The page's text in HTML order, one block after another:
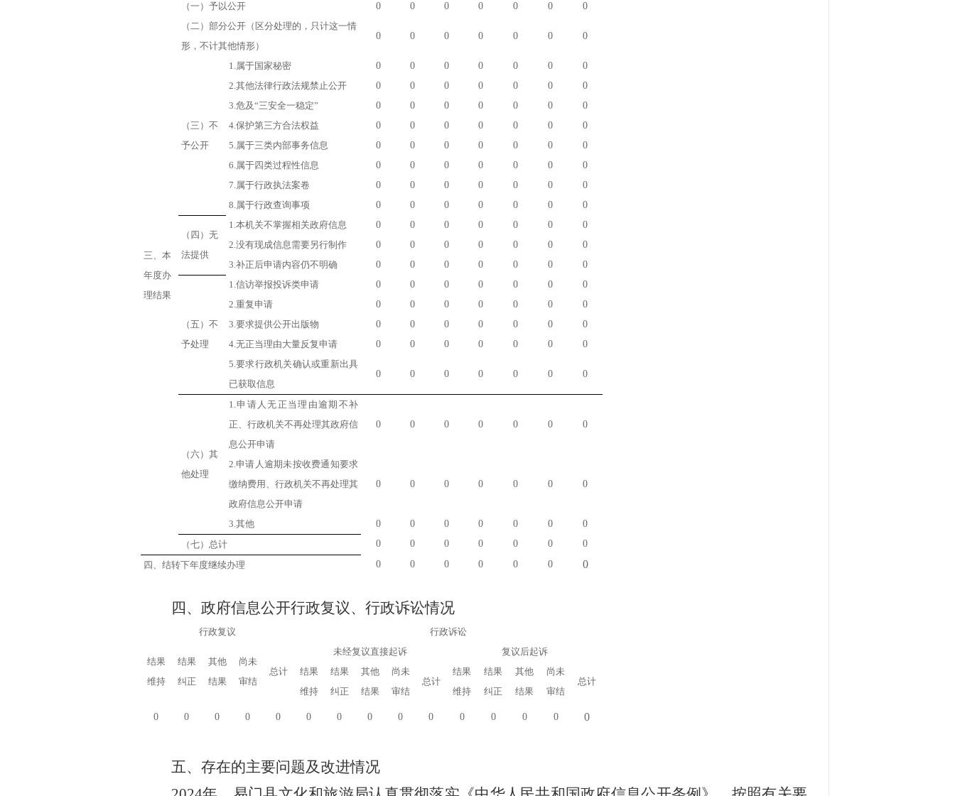
三、本
年度办
理结果
（一）予以公开 0 0 0 0 0 0
0
（二）部分公开 （区分处理的，只计这一情
形，不计其他情形）
0 0 0 0 0 0 0
（三）不
予公开
1.属于国家秘密 0 0 0 0 0 0
0
2.其他法律行政法规禁止公开
0 0 0 0 0 0
0
3.危及“三安全一稳定”
0 0 0 0 0 0
0
4.保护第三方合法权益
0 0 0 0 0 0
0
5.属于三类内部事务信息
0 0 0 0 0 0
0
6.属于四类过程性信息
0 0 0 0 0 0
0
7.属于行政执法案卷
0 0 0 0 0 0
0
8.属于行政查询事项
0 0 0 0 0 0 0
（四）无
法提供
1.本机关不掌握相关政府信息 0 0 0 0 0 0
0
2.没有现成信息需要另行制作
0 0 0 0 0 0
0
3.补正后申请内容仍不明确
0 0 0 0 0 0 0
（五）不
予处理
1.信访举报投诉类申请 0 0 0 0 0 0
0
2.重复申请
0 0 0 0 0 0
0
3.要求提供公开出版物
0 0 0 0 0 0
0
4.无正当理由大量反复申请
0 0 0 0 0 0
0
5.要求行政机关确认或重新出具
已获取信息
0 0 0 0 0 0 0
（六）其
他处理
1.申请人无正当理由逾期不补
正、行政机关不再处理其政府信
息公开申请
0 0 0 0 0 0 0
2.申请人逾期未按收费通知要求
缴纳费用、行政机关不再处理其
政府信息公开申请
0 0 0 0 0 0 0
3.其他 0 0 0 0 0 0
0
（七）总计
0 0 0 0 0 0
0
四、结转下年度继续办理
0 0 0 0 0 0 0
四、政府信息公开行政复议、行政诉讼情况
行政复议 行政诉讼
结果
维持
结果
纠正
其他
结果
尚未
审结
总计
未经复议直接起诉
复议后起诉
结果
维持
结果
纠正
其他
结果
尚未
审结
总计
结果
维持
结果
纠正
其他
结果
尚未
审结
总计
0 0 0 0 0 0 0 0 0 0 0 0 0 0 0
五、存在的主要问题及改进情况